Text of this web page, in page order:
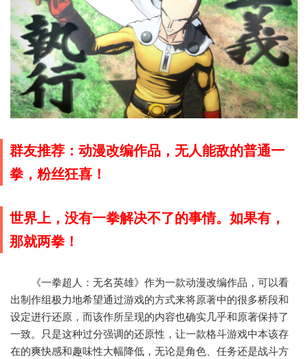
群友推荐：动漫改编作品，无人能敌的普通一
拳，粉丝狂喜！
世界上，没有一拳解决不了的事情。如果有，
那就两拳！
《一拳超人：无名英雄》作为一款动漫改编作品，可以看
出制作组极力地希望通过游戏的方式来将原著中的很多桥段和
设定进行还原，而该作所呈现的内容也确实几乎和原著保持了
一致。只是这种过分强调的还原性，让一款格斗游戏中本该存
在的爽快感和趣味性大幅降低，无论是角色、任务还是战斗方